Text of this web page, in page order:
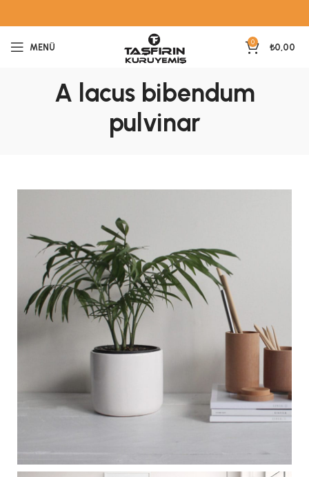
MENÜ 0 ₺0,00
A lacus bibendum
pulvinar